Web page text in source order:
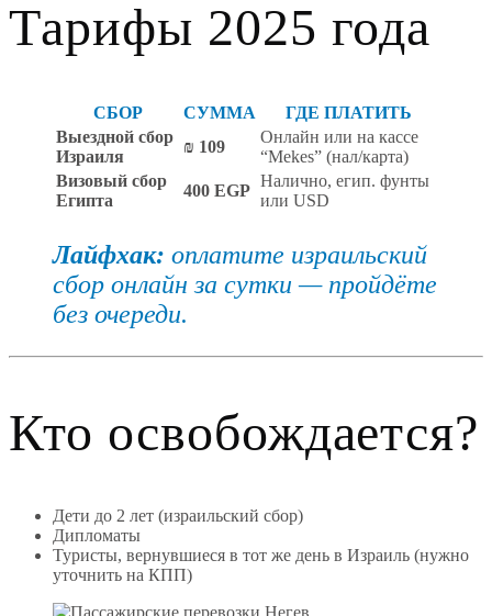
Тарифы 2025 года
СБОР СУММА
ГДЕ ПЛАТИТЬ
Выездной сбор
Израиля
₪ 109
Онлайн или на кассе
“Mekes” (нал/карта)
Визовый сбор
Египта
400 EGP
Налично, егип. фунты
или USD
Лайфхак: оплатите израильский
сбор онлайн за сутки — пройдёте
без очереди.
Кто освобождается?
Дети до 2 лет (израильский сбор)
Дипломаты
Туристы, вернувшиеся в тот же день в Израиль (нужно
уточнить на КПП)